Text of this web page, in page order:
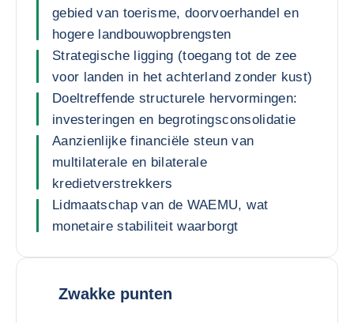
gebied van toerisme, doorvoerhandel en
hogere landbouwopbrengsten
Strategische ligging (toegang tot de zee
voor landen in het achterland zonder kust)
Doeltreffende structurele hervormingen:
investeringen en begrotingsconsolidatie
Aanzienlijke financiële steun van
multilaterale en bilaterale
kredietverstrekkers
Lidmaatschap van de WAEMU, wat
monetaire stabiliteit waarborgt
Zwakke punten